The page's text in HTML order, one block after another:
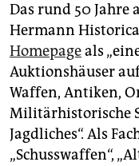
Das rund 50 Jahre
Hermann Historica
Homepageals
Auktionshäuser
Waffen, Antiken,
Militärhistorische
Jagdliches“. Als
„Schusswaffen“,